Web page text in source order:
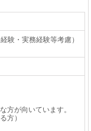
験・実務経験等考慮）
方が向いています。
方）